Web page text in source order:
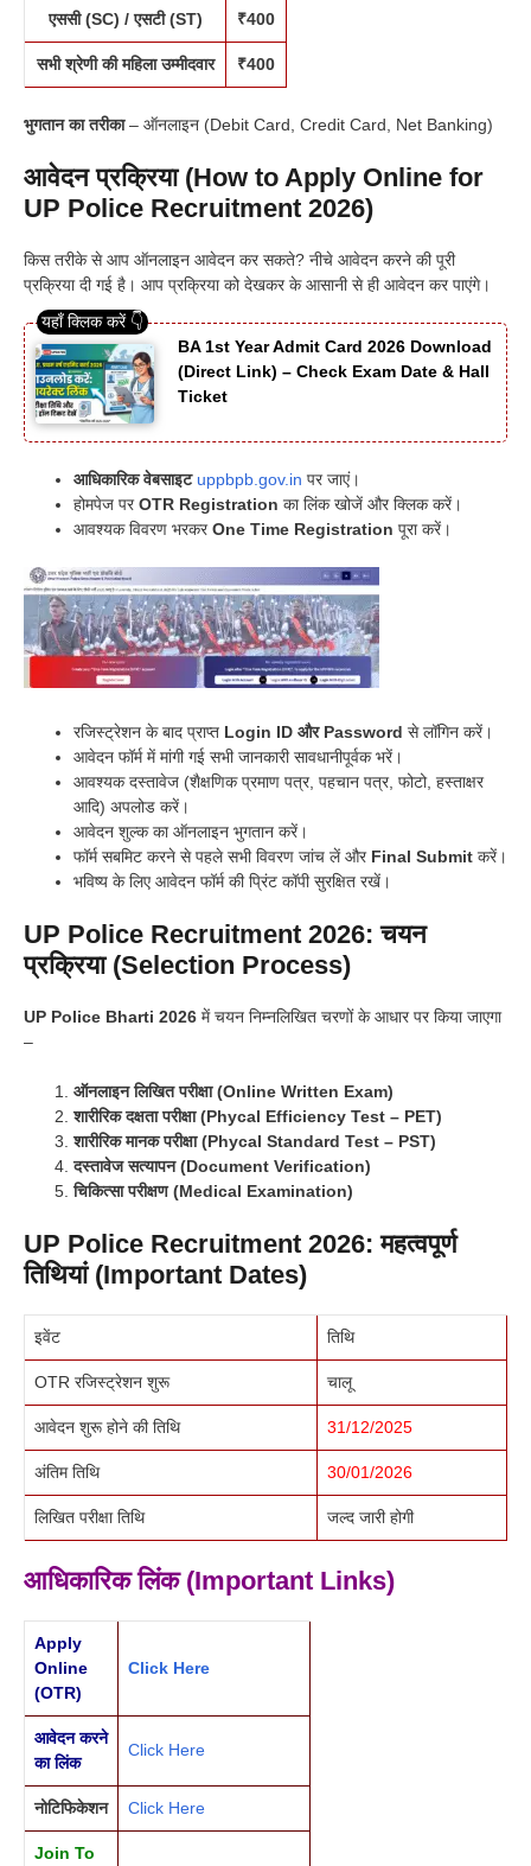
एससी (SC) / एसटी (ST) ₹400
सभी श्रेणी की महिला उम्मीदवार ₹400
भुगतान का तरीका– ऑनलाइन (Debit Card, Credit Card, Net Banking)
आवेदन प्रक्रिया (How to Apply Online for
UP Police Recruitment 2026)
किस तरीके से आप ऑनलाइन आवेदन कर सकते? नीचे आवेदन करने की पूरी
प्रक्रिया दी गई है। आप प्रक्रिया को देखकर के आसानी से ही आवेदन कर पाएंगे।
BA 1st Year Admit Card 2026 Download
(Direct Link) – Check Exam Date & Hall
Ticket
आधिकारिक वेबसाइट uppbpb.gov.in पर जाएं।
होमपेज परOTR Registration का लिंक खोजें और क्लिक करें।
आवश्यक विवरण भरकरOne Time Registration पूरा करें।
रजिस्ट्रेशन के बाद प्राप्त Login ID और Password से लॉगिन करें।
आवेदन फॉर्म में मांगी गई सभी जानकारी सावधानीपूर्वक भरें।
आवश्यक दस्तावेज (शैक्षणिक प्रमाण पत्र, पहचान पत्र, फोटो, हस्ताक्षर
आदि) अपलोड करें।
आवेदन शुल्क का ऑनलाइन भुगतान करें।
फॉर्म सबमिट करने से पहले सभी विवरण जांच लें और Final Submit करें।
भविष्य के लिए आवेदन फॉर्म की प्रिंट कॉपी सुरक्षित रखें।
UP Police Recruitment 2026: चयन
प्रक्रिया (Selection Process)
UP Police Bharti 2026 में चयन निम्नलिखित चरणों के आधार पर किया जाएगा
–
ऑनलाइन लिखित परीक्षा (Online Written Exam)
शारीरिक दक्षता परीक्षा (Phycal Efficiency Test – PET)
शारीरिक मानक परीक्षा (Phycal Standard Test – PST)
दस्तावेज सत्यापन (Document Verification)
चिकित्सा परीक्षण (Medical Examination)
UP Police Recruitment 2026: महत्वपूर्ण
तिथियां (Important Dates)
इवेंट तिथि
OTR रजिस्ट्रेशन शुरू चालू
आवेदन शुरू होने की तिथि 31/12/2025
अंतिम तिथि 30/01/2026
लिखित परीक्षा तिथि जल्द जारी होगी
आधिकारिक लिंक (Important Links)
Apply
Online
(OTR)
Click Here
आवेदन करने
का लिंक
Click Here
नोटिफिकेशन Click Here
Join To